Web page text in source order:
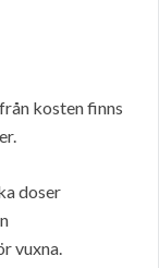
kosten finns
doser
vuxna.